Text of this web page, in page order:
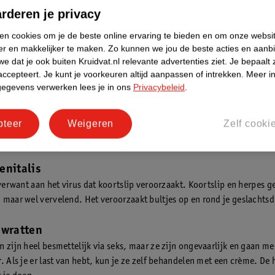
geeft bij een deel van de mensen geen symptomen. Je kunt
dat je het merkt. Als je het wel merkt, heb je waarschijnlijk pijn bij
Als vrouw kun je onvruchtbaar worden door chlamydia.
een bacterie die je overdraagt tijdens de seks. Als je gonorroe hebt,
mannen als vrouwen scheiden vaak groengeel vocht af uit hun
aan het virus dat koortslip veroorzaakt. Koortslip en herpes
wel vervelend. Het veroorzaakt bultjes op en rond je
zijn heel besmettelijk via seks, maar ze zijn ongevaarlijk en gaan
Als je er last van hebt, kun je ze zelf behandelen met een crème. De
je privacy
cookies om je de beste online ervaring te bieden en om onze
en makkelijker te maken. Zo kunnen we jou de beste acties en
dat je ook buiten Kruidvat.nl relevante advertenties ziet. Je bepaalt
Je kunt je voorkeuren altijd aanpassen of intrekken. Meer
verwerken lees je in ons Privacybeleid.
Zelf
Weigeren